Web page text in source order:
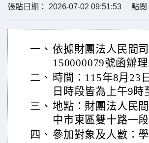
張貼日期： 2026-07-02 09:51:53 點閱
一、 依據財團法人民間
150000079號函辦理
二、 時間：115年8月23
日時段皆為上午9
三、 地點：財團法人民
中市東區雙十路一
四、 參加對象及人數：